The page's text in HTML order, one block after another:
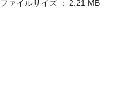
ファイルサイズ
2.21 MB